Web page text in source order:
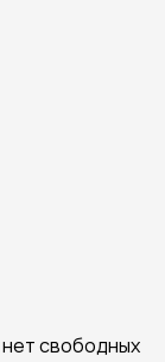
свободных